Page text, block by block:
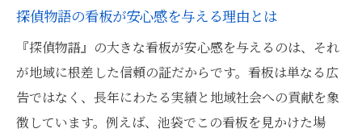
探偵物語の看板が安心感を与える理由とは
『探偵物語』の大きな看板が安心感を与えるのは、それ
が地域に根差した信頼の証だからです。看板は単なる広
告ではなく、長年にわたる実績と地域社会への貢献を象
徴しています。例えば、池袋でこの看板を見かけた場